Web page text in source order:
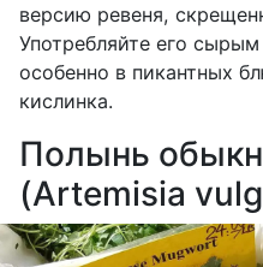
версию ревеня,
Употребляйте его
особенно в пикантных
кислинка.
Полынь
(Artemisia